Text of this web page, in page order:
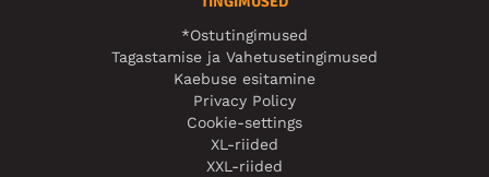
*Ostutingimused
Tagastamise ja Vahetusetingimused
Kaebuse esitamine
Privacy Policy
Cookie-settings
XL-riided
XXL-riided